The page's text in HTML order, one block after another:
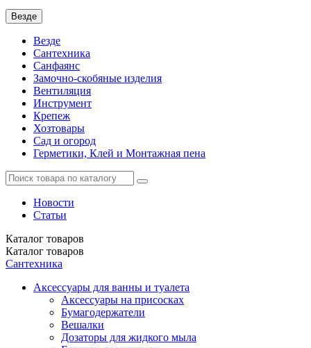
Везде
Везде
Сантехника
Санфаянс
Замочно-скобяные изделия
Вентиляция
Инструмент
Крепеж
Хозтовары
Сад и огород
Герметики, Клей и Монтажная пена
Новости
Статьи
Каталог товаров
Каталог товаров
Сантехника
Аксессуары для ванны и туалета
Аксессуары на присосках
Бумагодержатели
Вешалки
Дозаторы для жидкого мыла